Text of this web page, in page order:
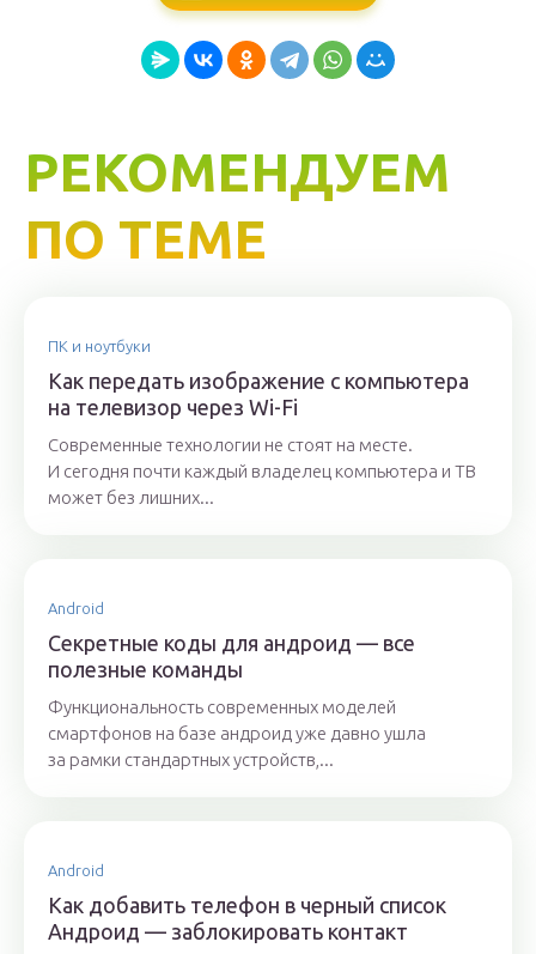
РЕКОМЕНДУЕМ
ПО ТЕМЕ
ПК и ноутбуки
Как передать изображение с компьютера
на телевизор через Wi-Fi
Современные технологии не стоят на месте.
И сегодня почти каждый владелец компьютера и ТВ
может без лишних...
Android
Секретные коды для андроид — все
полезные команды
Функциональность современных моделей
смартфонов на базе андроид уже давно ушла
за рамки стандартных устройств,...
Android
Как добавить телефон в черный список
Андроид — заблокировать контакт